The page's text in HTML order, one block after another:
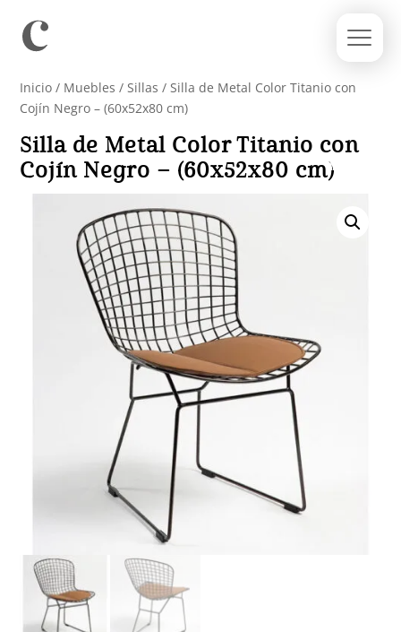
Inicio / Muebles /Sillas / Silla de Metal Color Titanio con
Cojín Negro – (60x52x80 cm)
Silla de Metal Color Titanio con
Cojín Negro – (60x52x80 cm)